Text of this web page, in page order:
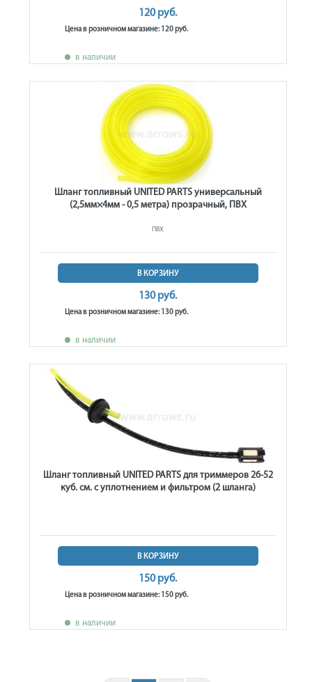
120 руб.
Цена в розничном магазине: 120 руб.
в наличии
Шланг топливный UNITED PARTS универсальный
(2,5мм×4мм - 0,5 метра) прозрачный, ПВХ
ПВХ
В КОРЗИНУ
130 руб.
Цена в розничном магазине: 130 руб.
в наличии
Шланг топливный UNITED PARTS для триммеров 26-52
куб. см. с уплотнением и фильтром (2 шланга)
В КОРЗИНУ
150 руб.
Цена в розничном магазине: 150 руб.
в наличии